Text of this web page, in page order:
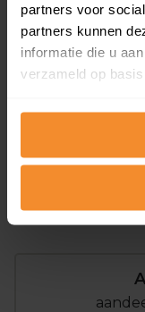
partners voor
partners kunnen
informatie die u
verzameld op
Woningen
0%